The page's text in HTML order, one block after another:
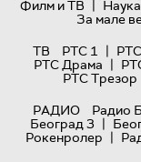
Филм и ТВ | Наука
За мале
ТВ
РТС 1 |
РТС Драма |
РТС Трезор
РАДИО
Радио
Београд 3 |
Рокенролер |